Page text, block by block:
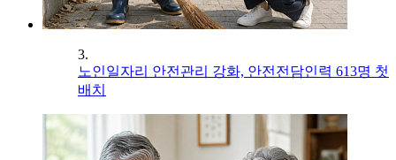
3.
노인일자리 안전관리 강화, 안전전담인력 613명 첫
배치